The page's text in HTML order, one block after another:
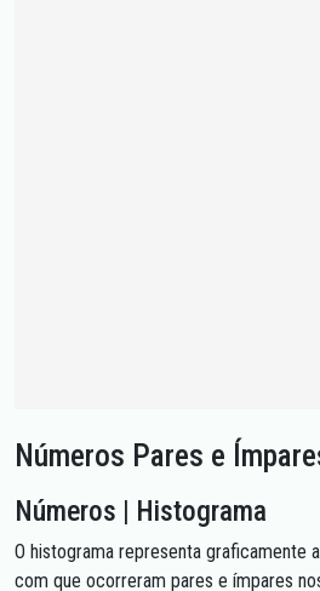
Números Pares e
Números | Histograma
O histograma representa graficamente
com que ocorreram pares e ímpares